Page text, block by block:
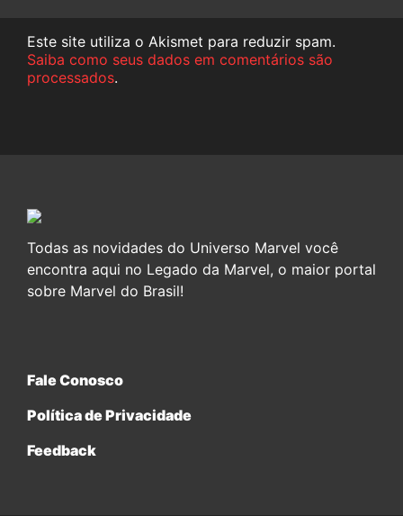
Este site utiliza o Akismet para reduzir spam.
Saiba como seus dados em comentários são
processados.
Todas as novidades do Universo Marvel você
encontra aqui no Legado da Marvel, o maior portal
sobre Marvel do Brasil!
Fale Conosco
Política de Privacidade
Feedback